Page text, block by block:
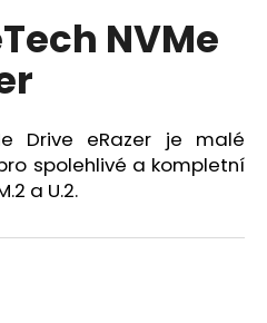
NVMe
Drive eRazer je malé
spolehlivé a kompletní
a U.2.